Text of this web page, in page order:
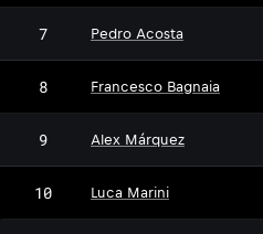
7 Pedro Acosta
8 Francesco Bagnaia
9 Alex Márquez
10 Luca Marini